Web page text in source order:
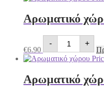
Cucumber
ποσότητα
Αρωματικό
€6.90
-
Αρωματικό
χώρου
Price's
-
&
Peppermint
+
Αρωματικό